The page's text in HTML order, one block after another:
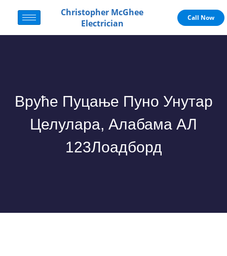
Christopher McGhee
Electrician
Call Now
Вруће Пуцање Пуно Унутар
Целулара, Алабама АЛ
123Лоадборд